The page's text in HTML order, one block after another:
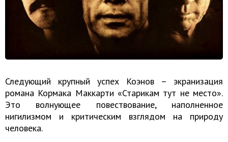
Следующий крупный успех Коэнов – экранизация
романа Кормака Маккарти «Старикам тут не место».
Это волнующее повествование, наполненное
нигилизмом и критическим взглядом на природу
человека.